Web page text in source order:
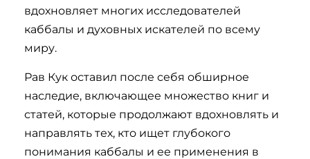
вдохновляет многих исследователей
каббалы и духовных искателей по всему
миру.
Рав Кук оставил после себя обширное
наследие, включающее множество книг и
статей, которые продолжают вдохновлять и
направлять тех, кто ищет глубокого
понимания каббалы и ее применения в